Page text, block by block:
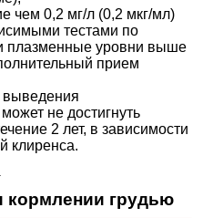
чем 0,2 мг/л (0,2 мкг/мл)
тестами по
плазменные уровни выше
прием
не достигнуть
2 лет, в зависимости
клиренса.
кормлении грудью